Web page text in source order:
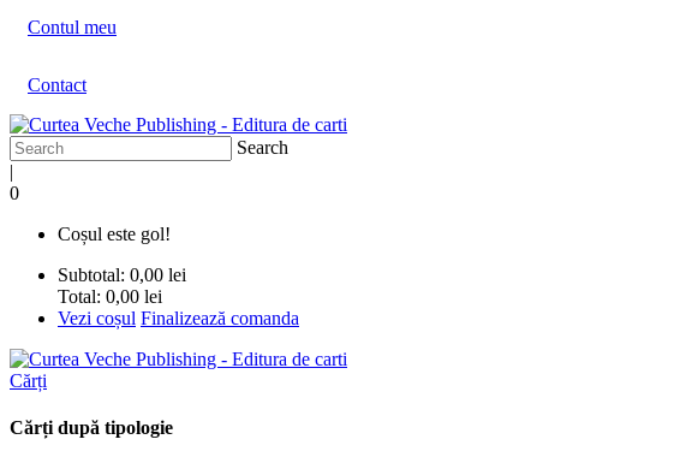
Contul meu
Contact
Search
|
0
Coșul este gol!
Subtotal: 0,00 lei
Total: 0,00 lei
Vezi coșul Finalizează comanda
Cărți
Cărți după tipologie